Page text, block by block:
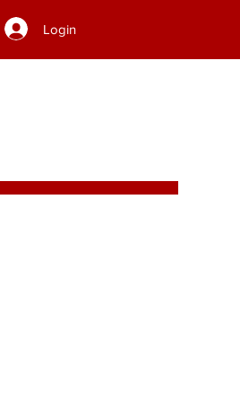
Login